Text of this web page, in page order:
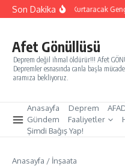
İçeriğe atla
Son DakikaYarınları Kurtaracak
Afet Gönüllüsü
Deprem değil ihmal öldürür!!! Afet
Depremler esnasında canla başla
aramıza bekliyoruz.
Anasayfa Deprem
Gündem
Faaliyetler
Şimdi Bağış Yap!
Anasayfa / İnşaata